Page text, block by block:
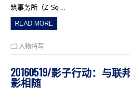
筑事务所（Z Sq…
READ MORE
人物特写
20160519/影子行动：与联
影相随